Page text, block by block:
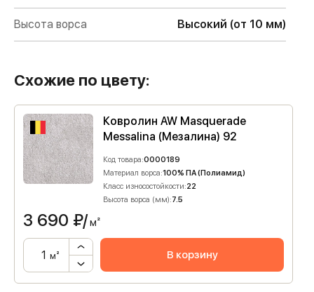
Высота ворса Высокий (от 10 мм)
Схожие по цвету:
Ковролин AW Masquerade
Messalina (Мезалина) 92
Код товара:0000189
Материал ворса:100% ПА (Полиамид)
Класс износостойкости:22
Высота ворса (мм):7.5
3 690 ₽/м²
м² В корзину